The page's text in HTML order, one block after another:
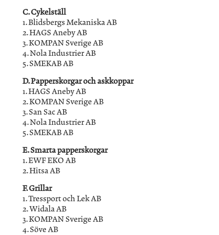
C. Cykelställ
1. Blidsbergs Mekaniska AB
2. HAGS Aneby AB
3. KOMPAN Sverige AB
4. Nola Industrier AB
5. SMEKAB AB
D. Papperskorgar och askkoppar
1. HAGS Aneby AB
2. KOMPAN Sverige AB
3. San Sac AB
4. Nola Industrier AB
5. SMEKAB AB
E. Smarta papperskorgar
1. EWF EKO AB
2. Hitsa AB
F. Grillar
1. Tressport och Lek AB
2. Widala AB
3. KOMPAN Sverige AB
4. Söve AB